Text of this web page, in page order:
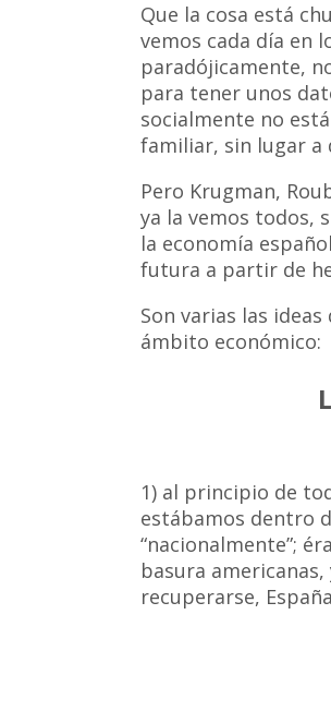
Que la cosa está
vemos cada día en
paradójicamente,
para tener unos
socialmente no
familiar, sin lugar a
Pero Krugman,
ya la vemos todos,
la economía
futura a partir de
Son varias las
ámbito económico:
1) al principio de
estábamos dentro
“nacionalmente”;
basura
recuperarse,